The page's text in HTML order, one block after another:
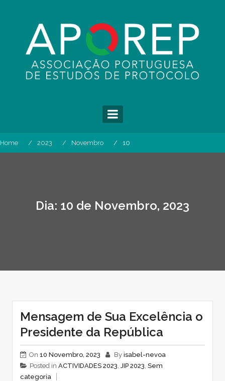
Home 2023 Novembro 10
Dia: 10 de Novembro, 2023
Mensagem de Sua Excelência o
Presidente da República
On 10 Novembro, 2023 By isabel-nevoa
Posted in ACTIVIDADES 2023 JIP 2023 Sem
categoria